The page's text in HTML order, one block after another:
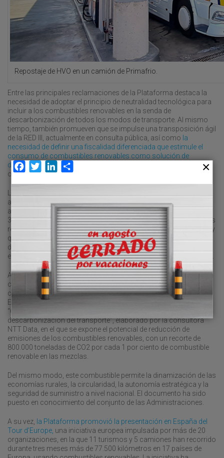
Repostaje de HVO en un camión de Primafrio.
Entre las principales reclamaciones de la Plataforma destaca la
necesidad de adoptar el principio de neutralidad tecnológica para
incluir a los combustibles renovables en la senda de
descarbonización de todos los modos de transporte. Al mismo
tiempo, también promueven que se impulse una transposición ágil
de la RED III, actualmente en consulta pública, así como la
necesidad de definir una fiscalidad diferenciada que estimule el
consumo de combustibles renovables como solución de
descarbonización eficiente del transporte
otros países de nuestro entorno, como Francia.
años de vida, alcanzando en la actualidad la cifra de 30
asociaciones sectoriales que agrupan conjuntamente a más de
384.000 empresas de toda la cadena de valor de los combustibles
renovables, desde multinacionales a micropymes y autónomos, y
que concentran más de 5,9 millones de puestos de trabajo, más
del 25 por ciento del total de ocupados en España. Entre ellas se
encuentran Astic, CETM, UNO, Anave, ACE, AICE, ALA y Faconauto.
Además, la Plataforma reivindica la oportunidad que tiene España
como país para convertirse en unhubmundial de producción de
combustibles renovables, reforzando su autonomía estratégica.
Esta es una de las principales conclusiones del informe
“Combustibles Renovables. Una vía eficaz para la
descarbonización del transporte”, elaborado por la consultora
NTT Data, en el que se expone el potencial de reducción de
emisiones de los combustibles renovables, con un recorte de
800.000 toneladas de CO2 por cada 1 por ciento de combustible
renovable en las mezclas.
Del mismo modo, este combustible permite la dinamización de las
economías rurales, la circularidad, la autonomía estratégica y la
seguridad de suministro a nivel nacional. El documento ha sido
puesto en conocimiento del conjunto de las Administraciones.
A su vez,
la Plataforma promovió la presentación en España del
Tour d’Europe, una iniciativa europea impulsada por más de 20
organizaciones, en la que 11 turismos y 5 camiones han recorrido
durante tres meses más de 77.500 kilómetros en 17 países de
Facebook
TwitterLinkedIn